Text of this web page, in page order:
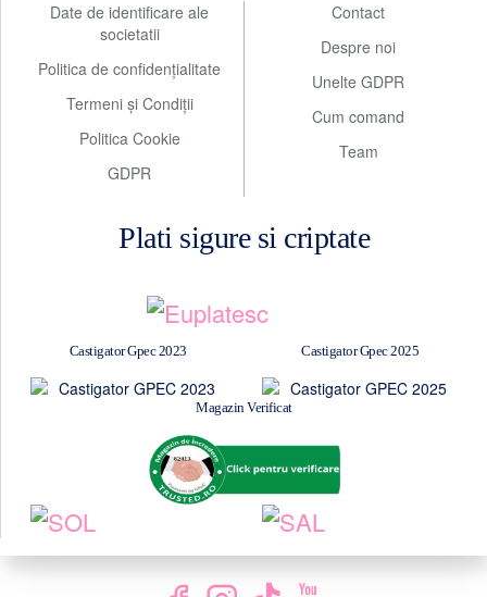
Date de identificare ale
societatii
Politica de confidențialitate
Termeni și Condiții
Politica Cookie
GDPR
Contact
Despre noi
Unelte GDPR
Cum comand
Team
Plati sigure si criptate
Castigator Gpec 2023 Castigator Gpec 2025
Magazin Verificat